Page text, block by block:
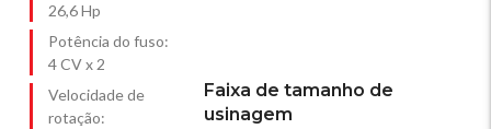
26,6 Hp
Potência do fuso:
4 CV x 2
Velocidade de
rotação:
Faixa de tamanho de
usinagem